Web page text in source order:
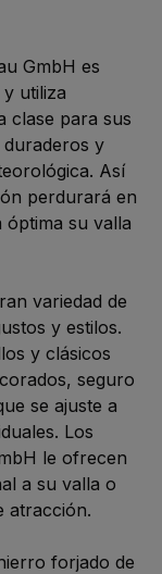
GmbH es
utiliza
clase para sus
y
Así
perdurará en
su valla
variedad de
y estilos.
y clásicos
seguro
se ajuste a
Los
le ofrecen
a su valla o
atracción.
forjado de